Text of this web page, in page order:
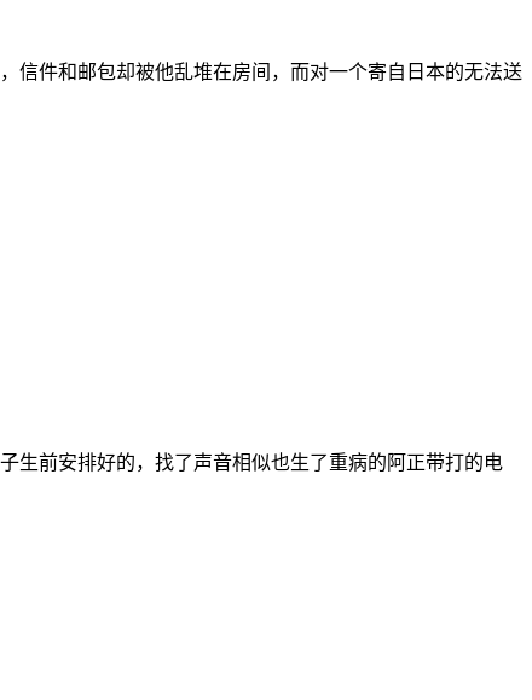
信件和邮包却被他乱堆在房间，而对一个寄自日本的无法送
生前安排好的，找了声音相似也生了重病的阿正带打的电